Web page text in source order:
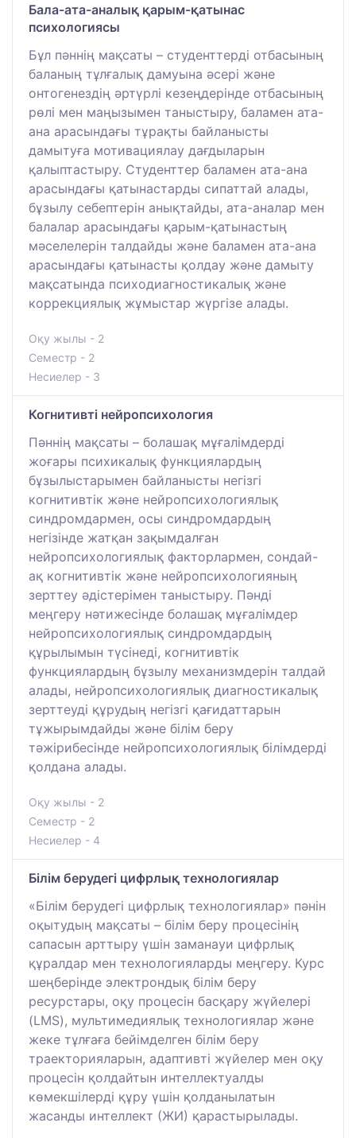
Бала-ата-аналық қарым-қатынас
психологиясы
Бұл пәннің мақсаты – студенттерді отбасының
баланың тұлғалық дамуына әсері және
онтогенездің әртүрлі кезеңдерінде отбасының
рөлі мен маңызымен таныстыру, баламен ата-
ана арасындағы тұрақты байланысты
дамытуға мотивациялау дағдыларын
қалыптастыру. Студенттер баламен ата-ана
арасындағы қатынастарды сипаттай алады,
бұзылу себептерін анықтайды, ата-аналар мен
балалар арасындағы қарым-қатынастың
мәселелерін талдайды және баламен ата-ана
арасындағы қатынасты қолдау және дамыту
мақсатында психодиагностикалық және
коррекциялық жұмыстар жүргізе алады.
Оқу жылы - 2
Семестр - 2
Несиелер - 3
Когнитивті нейропсихология
Пәннің мақсаты – болашақ мұғалімдерді
жоғары психикалық функциялардың
бұзылыстарымен байланысты негізгі
когнитивтік және нейропсихологиялық
синдромдармен, осы синдромдардың
негізінде жатқан зақымдалған
нейропсихологиялық факторлармен, сондай-
ақ когнитивтік және нейропсихологияның
зерттеу әдістерімен таныстыру. Пәнді
меңгеру нәтижесінде болашақ мұғалімдер
нейропсихологиялық синдромдардың
құрылымын түсінеді, когнитивтік
функциялардың бұзылу механизмдерін талдай
алады, нейропсихологиялық диагностикалық
зерттеуді құрудың негізгі қағидаттарын
тұжырымдайды және білім беру
тәжірибесінде нейропсихологиялық білімдерді
қолдана алады.
Оқу жылы - 2
Семестр - 2
Несиелер - 4
Білім берудегі цифрлық технологиялар
«Білім берудегі цифрлық технологиялар» пәнін
оқытудың мақсаты – білім беру процесінің
сапасын арттыру үшін заманауи цифрлық
құралдар мен технологияларды меңгеру. Курс
шеңберінде электрондық білім беру
ресурстары, оқу процесін басқару жүйелері
(LMS), мультимедиялық технологиялар және
жеке тұлғаға бейімделген білім беру
траекторияларын, адаптивті жүйелер мен оқу
процесін қолдайтын интеллектуалды
көмекшілерді құру үшін қолданылатын
жасанды интеллект (ЖИ) қарастырылады.